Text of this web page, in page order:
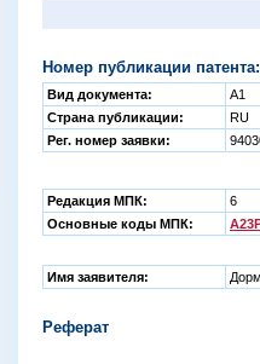
Номер публикации
Вид документа:
A1
Страна публикации:
RU
Рег. номер заявки:
Редакция МПК:
6
Основные коды МПК:
Имя заявителя:
Реферат